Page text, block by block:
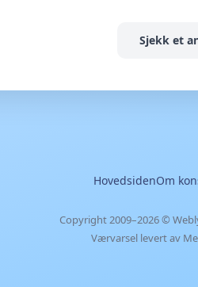
Sjekk et
HovedsidenOm
Copyright 2009–2026 ©
Værvarsel levert av